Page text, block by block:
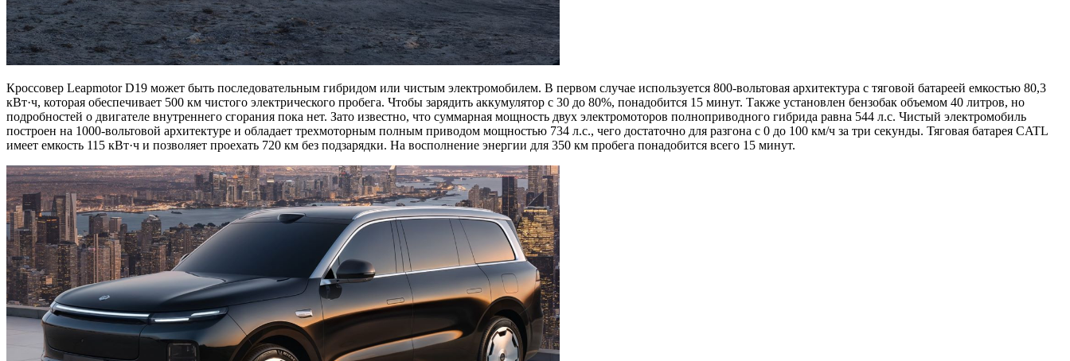
Кроссовер Leapmotor D19 может быть последовательным гибридом или чистым электромобилем. В первом случае используется 800-вольтовая архитектура с тяговой батареей емкостью 80,3
кВт·ч, которая обеспечивает 500 км чистого электрического пробега. Чтобы зарядить аккумулятор с 30 до 80%, понадобится 15 минут. Также установлен бензобак объемом 40 литров, но
подробностей о двигателе внутреннего сгорания пока нет. Зато известно, что суммарная мощность двух электромоторов полноприводного гибрида равна 544 л.с. Чистый электромобиль
построен на 1000-вольтовой архитектуре и обладает трехмоторным полным приводом мощностью 734 л.с., чего достаточно для разгона с 0 до 100 км/ч за три секунды. Тяговая батарея CATL
имеет емкость 115 кВт·ч и позволяет проехать 720 км без подзарядки. На восполнение энергии для 350 км пробега понадобится всего 15 минут.